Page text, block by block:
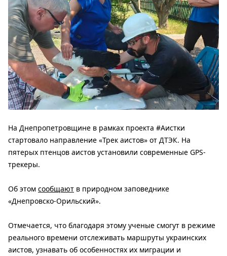
На Днепропетровщине в рамках проекта #Аистки
стартовало направление «Трек аистов» от ДТЭК. На
пятерых птенцов аистов установили современные GPS-
трекеры.
Об этом сообщают в природном заповеднике
«Днепровско-Орильский».
Отмечается, что благодаря этому ученые смогут в режиме
реального времени отслеживать маршруты украинских
аистов, узнавать об особенностях их миграции и